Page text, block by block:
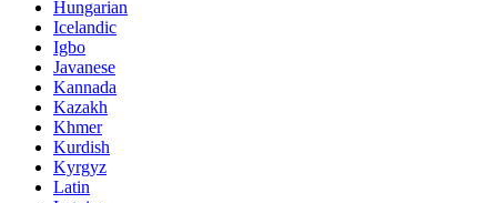
Hungarian
Icelandic
Igbo
Javanese
Kannada
Kazakh
Khmer
Kurdish
Kyrgyz
Latin